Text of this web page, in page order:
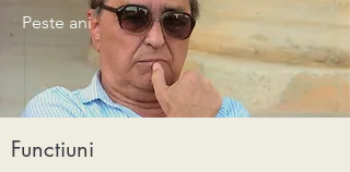
Peste ani
Functiuni